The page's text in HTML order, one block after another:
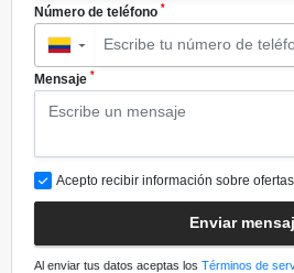
Número de teléfono *
▼
Mensaje *
Acepto recibir información sobre
Enviar
Al enviar tus datos aceptas los Términos de